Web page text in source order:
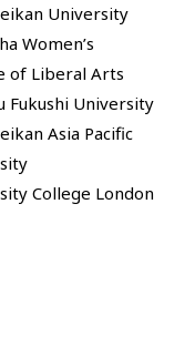
University
Women’s
of Liberal Arts
Fukushi University
Asia Pacific
College London